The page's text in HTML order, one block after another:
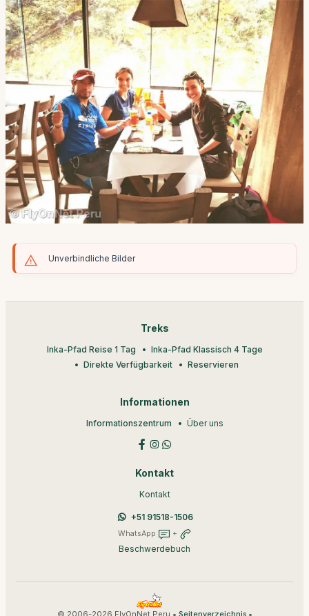
Unverbindliche Bilder
Treks
Inka-Pfad Reise 1 Tag
Inka-Pfad Klassisch 4 Tage
Direkte Verfügbarkeit
Reservieren
Informationen
Informationszentrum Über uns
Kontakt
Kontakt
+51 91518-1506
WhatsApp +
Beschwerdebuch
© 2006-2026 FlyOnNet Peru • •